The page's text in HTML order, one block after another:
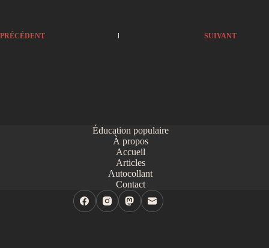
PRÉCÉDENT SUIVANT
Éducation populaire
À propos
Accueil
Articles
Autocollant
Contact